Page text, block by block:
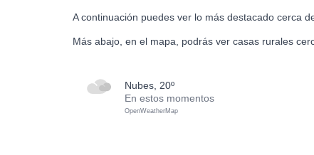
A continuación puedes ver lo más destacado cerca
Más abajo, en el mapa, podrás ver casas rurales
nubes, 20º
En estos momentos
OpenWeatherMap